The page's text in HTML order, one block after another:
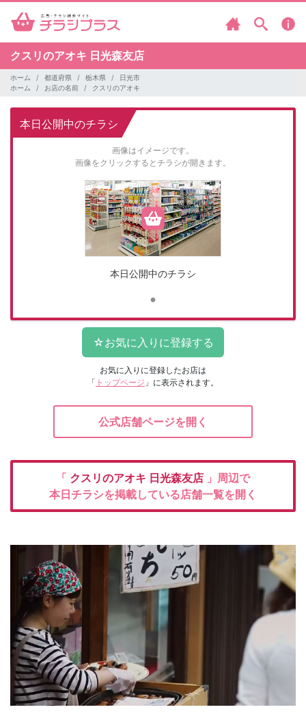
クスリのアオキ 日光森友店
ホーム 都道府県 栃木県
日光市
ホーム
お店の名前 クスリのアオキ
本日公開中のチラシ
画像はイメージです。
画像をクリックするとチラシが開きます。
本日公開中のチラシ
お気に入りに登録したお店は
「 トップページ 」に表示されます。
公式店舗ページを開く
「 クスリのアオキ 日光森友店 」周辺で
本日チラシを掲載している店舗一覧を開く